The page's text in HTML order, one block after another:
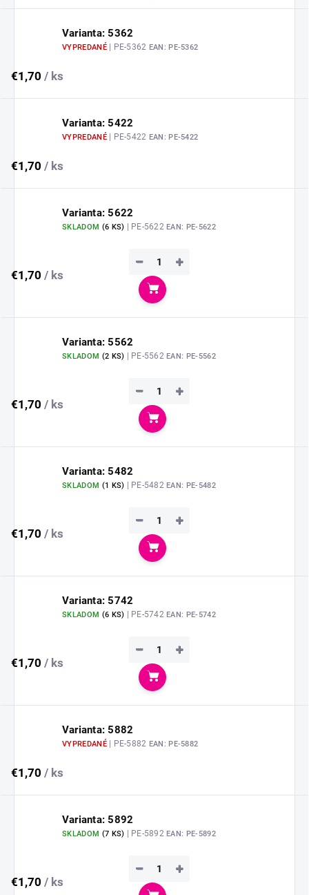
Varianta: 5362
VYPREDANÉ | PE-5362 EAN: PE-5362
€1,70 / ks
Varianta: 5422
VYPREDANÉ | PE-5422 EAN: PE-5422
€1,70 / ks
Varianta: 5622
SKLADOM (6 KS) | PE-5622EAN: PE-5622
€1,70 / ks
+
−
Do košíka
Varianta: 5562
SKLADOM (2 KS) | PE-5562EAN: PE-5562
€1,70 / ks
+
−
Do košíka
Varianta: 5482
SKLADOM (1 KS) | PE-5482EAN: PE-5482
€1,70 / ks
+
−
Do košíka
Varianta: 5742
SKLADOM (6 KS) | PE-5742EAN: PE-5742
€1,70 / ks
+
−
Do košíka
Varianta: 5882
VYPREDANÉ | PE-5882 EAN: PE-5882
€1,70 / ks
Varianta: 5892
SKLADOM (7 KS) | PE-5892EAN: PE-5892
€1,70 / ks
+
−